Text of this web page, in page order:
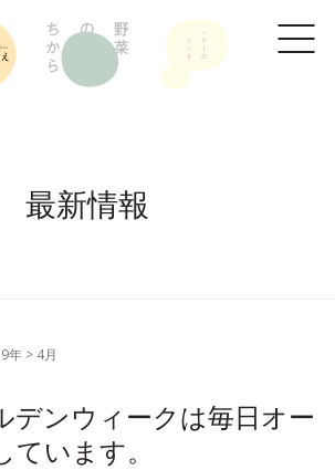
最新情報
年 > 4月
デンウィークは毎日オー
ています。